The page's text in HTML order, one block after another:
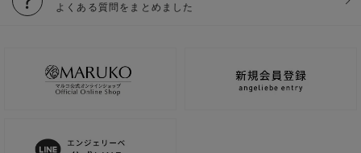
よくある質問をまとめました